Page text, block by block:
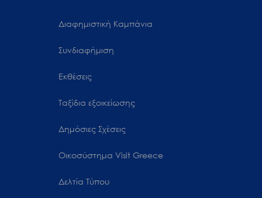
Διαφημιστική Καμπάνια
Συνδιαφήμιση
Εκθέσεις
Ταξίδια εξοικείωσης
Δημόσιες Σχέσεις
Oικοσύστημα Visit Greece
Δελτία Τύπου